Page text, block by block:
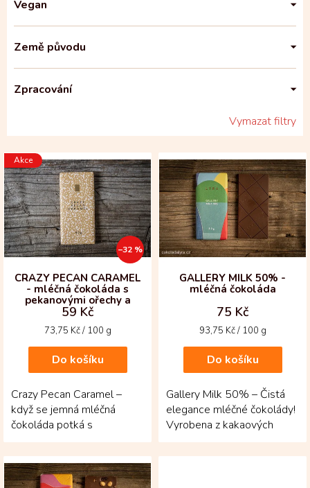
Vegan
Země původu
Zpracování
Vymazat filtry
V
ý
p
i
s
p
r
o
Akce
–32 %
CRAZY PECAN CARAMEL
- mléčná čokoláda s
pekanovými ořechy a
slaným karamelem
59 Kč
Měrná
73,75 Kč / 100 g
Do košíku
Crazy Pecan Caramel –
když se jemná mléčná
čokoláda potká s
pekanovými ořechy a
křupavým slaným
karamelem! Tabulka z...
GALLERY MILK 50% -
mléčná čokoláda
75 Kč
Měrná
93,75 Kč / 100 g
Do košíku
Gallery Milk 50% – Čistá
elegance mléčné čokolády!
Vyrobena z kakaových
bobů criollo a trinitario z
kolumbijské...